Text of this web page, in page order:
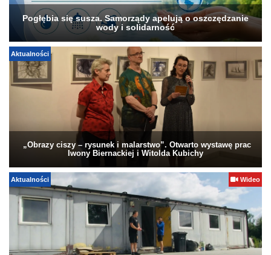
Pogłębia się susza. Samorządy apelują o oszczędzanie
wody i solidarność
Aktualności
„Obrazy ciszy – rysunek i malarstwo”. Otwarto wystawę prac
Iwony Biernackiej i Witolda Kubichy
Aktualności Wideo